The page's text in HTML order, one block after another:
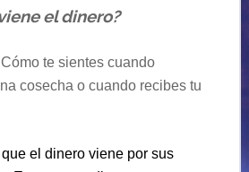
el dinero?
te sientes cuando
cosecha o cuando recibes tu
el dinero viene por sus